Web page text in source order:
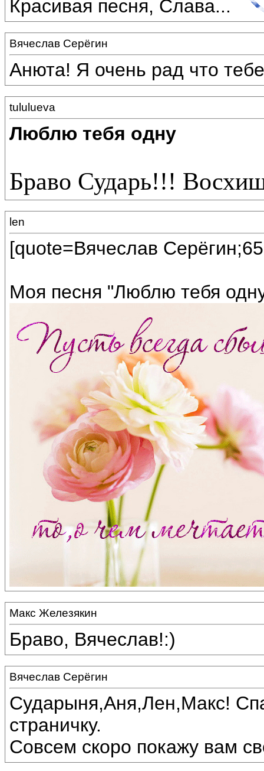
Красивая песня, Слава...
Вячеслав Серёгин
Анюта! Я очень рад что
tululueva
Люблю тебя одну
Браво Сударь!!!
len
[quote=Вячеслав
Моя песня "Люблю тебя
Макс Железякин
Браво, Вячеслав!:)
Вячеслав Серёгин
Сударыня,Аня,Лен,Макс!
страничку.
Совсем скоро покажу вам